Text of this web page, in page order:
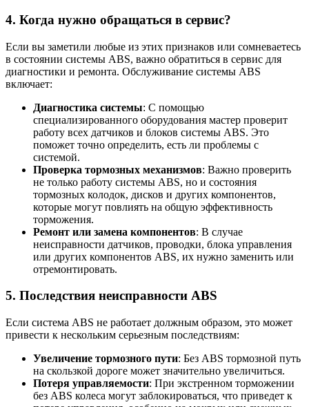
4. Когда нужно обращаться в сервис?
Если вы заметили любые из этих признаков или сомневаетесь
в состоянии системы ABS, важно обратиться в сервис для
диагностики и ремонта. Обслуживание системы ABS
включает:
Диагностика системы: С помощью
специализированного оборудования мастер проверит
работу всех датчиков и блоков системы ABS. Это
поможет точно определить, есть ли проблемы с
системой.
Проверка тормозных механизмов: Важно проверить
не только работу системы ABS, но и состояния
тормозных колодок, дисков и других компонентов,
которые могут повлиять на общую эффективность
торможения.
Ремонт или замена компонентов: В случае
неисправности датчиков, проводки, блока управления
или других компонентов ABS, их нужно заменить или
отремонтировать.
5. Последствия неисправности ABS
Если система ABS не работает должным образом, это может
привести к нескольким серьезным последствиям:
Увеличение тормозного пути: Без ABS тормозной путь
на скользкой дороге может значительно увеличиться.
Потеря управляемости: При экстренном торможении
без ABS колеса могут заблокироваться, что приведет к